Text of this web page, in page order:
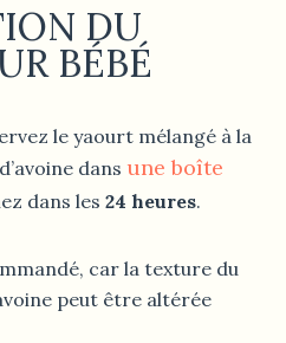
DU
BÉBÉ
le yaourt mélangé à la
dans une boîte
dans les 24 heures.
car la texture du
peut être altérée